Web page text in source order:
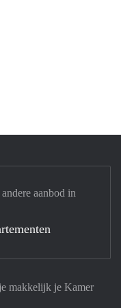
makkelijk je Kamer
aanbod in